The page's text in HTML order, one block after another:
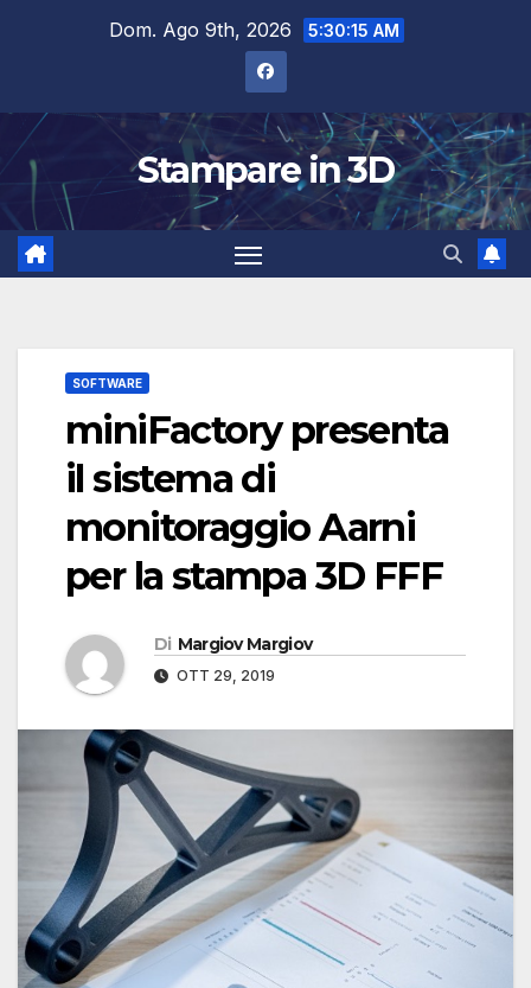
Dom. Ago 9th, 2026 5:30:16 AM
Stampare in 3D
SOFTWARE
miniFactory presenta
il sistema di
monitoraggio Aarni
per la stampa 3D FFF
Di Margiov Margiov
OTT 29, 2019